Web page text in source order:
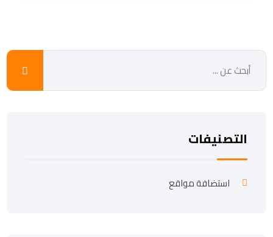
التصنيفات
استضافة مواقع